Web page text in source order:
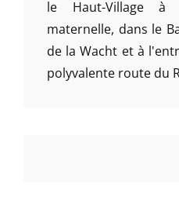
le Haut-Village à
maternelle, dans le
de la Wacht et à
polyvalente route du